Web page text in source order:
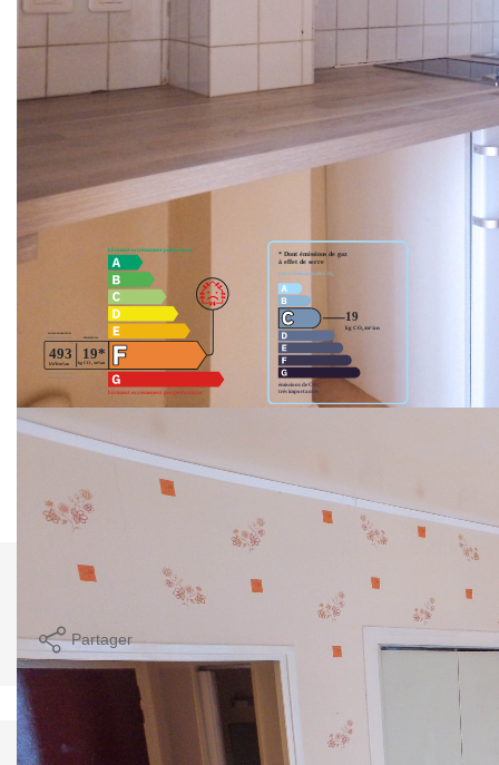
NOTRE GROUPE
Nos Agences
Notre Équipe
Nous Rejoindre
Nos Actualités Immo
Nous Contacter
ESPACE CLIENT
Espace Client Saint-Flour (VDS Immobilier)
Espace Client Aurillac (AGI)
Espace Dossier Location
Réf : 4994
Studio comprenant pièce de vie avec coin cuisine aménagé
Chauffage individuel électrique
Nous contacter
Diagnostics énergétiques
Logement à consommation énergétique excessive. Montant
estimé des dépenses annuelles d'énergie pour un usage
standard entre 706€ et 956€. Pour la date de référence
01/01/2021.
Comparer ce
Imprimer
Partager Calculer mon budget